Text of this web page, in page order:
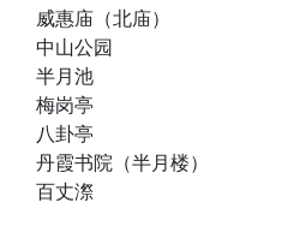
威惠庙（北庙）
中山公园
半月池
梅岗亭
八卦亭
丹霞书院（半月楼）
百丈漈